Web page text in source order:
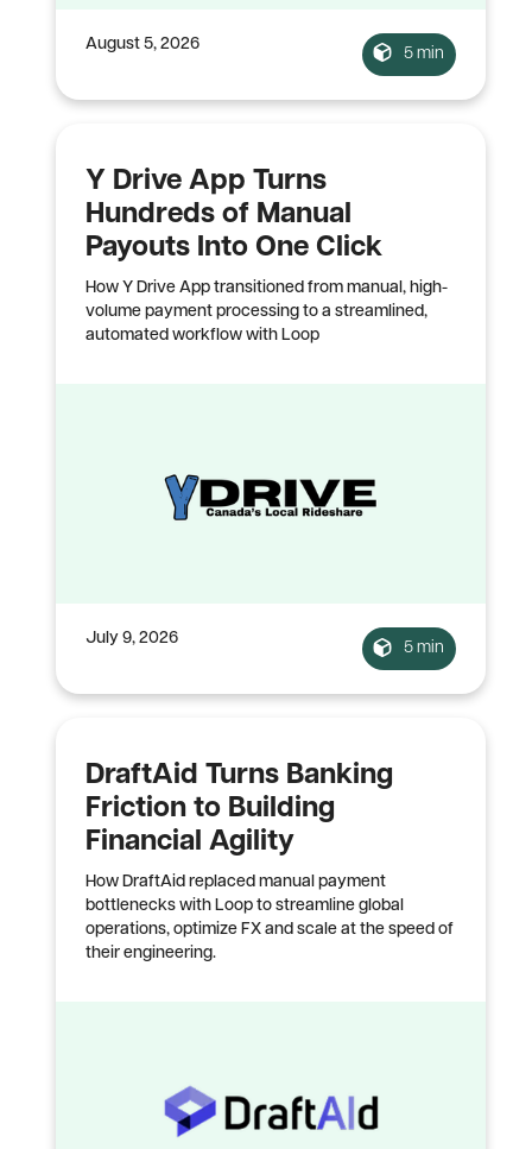
August 5, 2026
5 min
Y Drive App Turns
Hundreds of Manual
Payouts Into One Click
How Y Drive App transitioned from manual, high-
volume payment processing to a streamlined,
automated workflow with Loop
July 9, 2026
5 min
DraftAid Turns Banking
Friction to Building
Financial Agility
How DraftAid replaced manual payment
bottlenecks with Loop to streamline global
operations, optimize FX and scale at the speed of
their engineering.